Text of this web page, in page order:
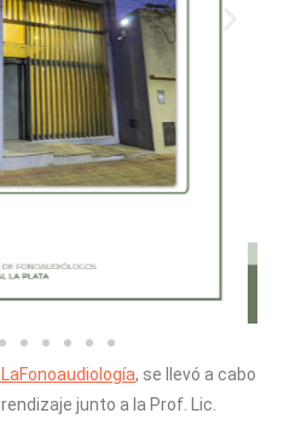
, se llevó a cabo
junto a la Prof. Lic.